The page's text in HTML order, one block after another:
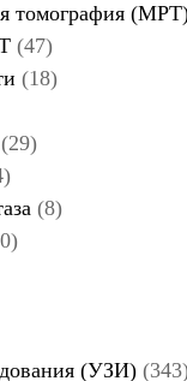
томография
(47)
(18)
(29)
(8)
(УЗИ)